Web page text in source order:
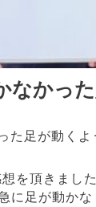
なかっ
た足が動くよ
を頂きました
に足が動かな